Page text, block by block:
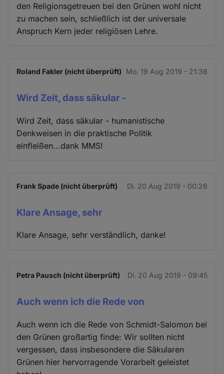
den Religionsgetreuen bei den Grünen wohl nicht
zu machen sein, schließlich ist der universale
Anspruch Kern jeder religiösen Lehre.
Roland Fakler (nicht überprüft) Mo. 19 Aug 2019 - 21:38
Wird Zeit, dass säkular -
Wird Zeit, dass säkular - humanistische
Denkweisen in die praktische Politik
einfleißen...dank MMS!
Frank Spade (nicht überprüft) Di. 20 Aug 2019 - 00:26
Klare Ansage, sehr
Klare Ansage, sehr verständlich, danke!
Petra Pausch (nicht überprüft) Di. 20 Aug 2019 - 09:45
Auch wenn ich die Rede von
Auch wenn ich die Rede von Schmidt-Salomon bei
den Grünen großartig finde: Wir sollten nicht
vergessen, dass insbesondere die Säkularen
Grünen hier hervorragende Vorarbeit geleistet